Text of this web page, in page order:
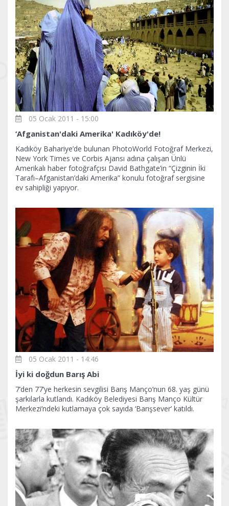
05 Ocak 2011 - 15:00
‘Afganistan'daki Amerika' Kadıköy'de!
Kadıköy Bahariye’de bulunan PhotoWorld Fotoğraf Merkezi,
New York Times ve Corbis Ajansı adına çalışan Ünlü
Amerikalı haber fotoğrafçısı David Bathgate’in “Çizginin İki
Tarafı–Afganistan’daki Amerika” konulu fotoğraf sergisine
ev sahipliği yapıyor.
05 Ocak 2011 - 14:46
İyi ki doğdun Barış Abi
7’den 77’ye herkesin sevgilisi Barış Manço’nun 68. yaş günü
şarkılarla kutlandı. Kadıköy Belediyesi Barış Manço Kültür
Merkezi’ndeki kutlamaya çok sayıda ‘Barışsever’ katıldı.